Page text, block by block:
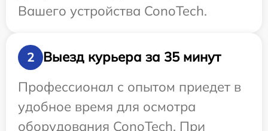
Вашего устройства ConoTech.
2
Выезд курьера за 35 минут
Профессионал с опытом приедет в
удобное время для осмотра
оборудования ConoTech. При